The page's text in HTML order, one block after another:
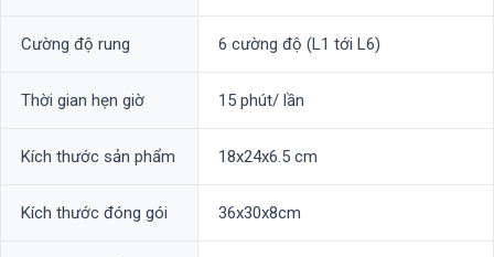
Cường độ rung 6 cường độ (L1 tới L6)
Thời gian hẹn giờ 15 phút/ lần
Kích thước sản phẩm 18x24x6.5 cm
Kích thước đóng gói 36x30x8cm